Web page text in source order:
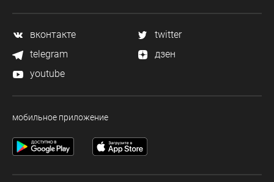
вконтакте
twitter
telegram
дзен
youtube
мобильное приложение